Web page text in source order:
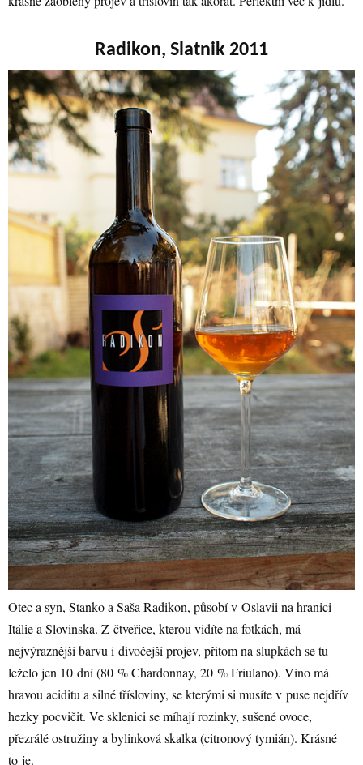
Radikon, Slatnik 2011
Otec a syn, Stanko a Saša Radikon, působí v Oslavii na hranici
Itálie a Slovinska. Z čtveřice, kterou vidíte na fotkách, má
nejvýraznější barvu i divočejší projev, přitom na slupkách se tu
leželo jen 10 dní (80 % Chardonnay, 20 % Friulano). Víno má
hravou aciditu a silné třísloviny, se kterými si musíte v puse nejdřív
hezky pocvičit. Ve sklenici se míhají rozinky, sušené ovoce,
přezrálé ostružiny a bylinková skalka (citronový tymián). Krásné
to je.